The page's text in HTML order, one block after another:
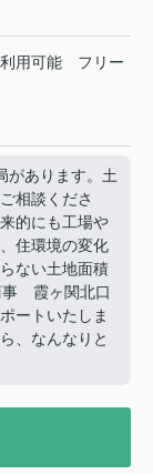
用可能 フリー
があります。土
相談くださ
的にも工場や
住環境の変化
ない土地面積
事 霞ヶ関北口
ートいたしま
、なんなりと